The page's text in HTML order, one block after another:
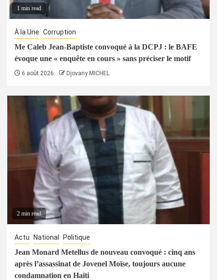
1 min read
À la Une Corruption
Me Caleb Jean-Baptiste convoqué à la DCPJ : le BAFE
évoque une « enquête en cours » sans préciser le motif
6 août 2026 Djovany MICHEL
2 min read
Actu National Politique
Jean Monard Metellus de nouveau convoqué : cinq ans
après l’assassinat de Jovenel Moïse, toujours aucune
condamnation en Haïti